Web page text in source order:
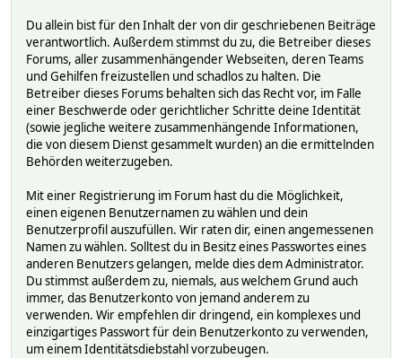
Du allein bist für den Inhalt der von dir geschriebenen Beiträge
verantwortlich. Außerdem stimmst du zu, die Betreiber dieses
Forums, aller zusammenhängender Webseiten, deren Teams
und Gehilfen freizustellen und schadlos zu halten. Die
Betreiber dieses Forums behalten sich das Recht vor, im Falle
einer Beschwerde oder gerichtlicher Schritte deine Identität
(sowie jegliche weitere zusammenhängende Informationen,
die von diesem Dienst gesammelt wurden) an die ermittelnden
Behörden weiterzugeben.
Mit einer Registrierung im Forum hast du die Möglichkeit,
einen eigenen Benutzernamen zu wählen und dein
Benutzerprofil auszufüllen. Wir raten dir, einen angemessenen
Namen zu wählen. Solltest du in Besitz eines Passwortes eines
anderen Benutzers gelangen, melde dies dem Administrator.
Du stimmst außerdem zu, niemals, aus welchem Grund auch
immer, das Benutzerkonto von jemand anderem zu
verwenden. Wir empfehlen dir dringend, ein komplexes und
einzigartiges Passwort für dein Benutzerkonto zu verwenden,
um einem Identitätsdiebstahl vorzubeugen.